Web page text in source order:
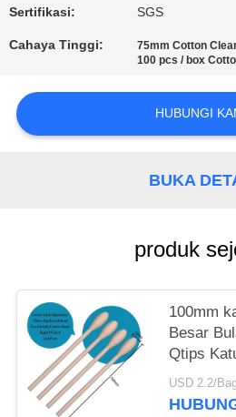
KUTIPAN
SITEMAP
Sertifikasi: SGS
Cahaya Tinggi: 75mm Cotton
100 pcs / box
HUBUNGI
BUKA
produk
100mm
Besar
Qtips
untuk
USD 2.2/